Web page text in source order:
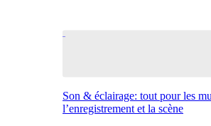
Son & éclairage: tout pour les
l’enregistrement et la scène